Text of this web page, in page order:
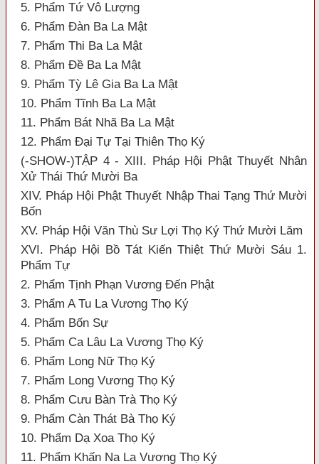
5. Phẩm Tứ Vô Lượng
6. Phẩm Đàn Ba La Mật
7. Phẩm Thi Ba La Mật
8. Phẩm Đề Ba La Mật
9. Phẩm Tỳ Lê Gia Ba La Mật
10. Phẩm Tĩnh Ba La Mật
11. Phẩm Bát Nhã Ba La Mật
12. Phẩm Đại Tự Tại Thiên Thọ Ký
(-SHOW-)TẬP 4 - XIII. Pháp Hội Phật Thuyết Nhân
Xử Thái Thứ Mười Ba
XIV. Pháp Hội Phật Thuyết Nhập Thai Tạng Thứ Mười
Bốn
XV. Pháp Hội Văn Thù Sư Lợi Thọ Ký Thứ Mười Lăm
XVI. Pháp Hội Bồ Tát Kiến Thiệt Thứ Mười Sáu 1.
Phẩm Tự
2. Phẩm Tịnh Phạn Vương Đến Phật
3. Phẩm A Tu La Vương Thọ Ký
4. Phẩm Bốn Sự
5. Phẩm Ca Lâu La Vương Thọ Ký
6. Phẩm Long Nữ Thọ Ký
7. Phẩm Long Vương Thọ Ký
8. Phẩm Cưu Bàn Trà Thọ Ký
9. Phẩm Càn Thát Bà Thọ Ký
10. Phẩm Dạ Xoa Thọ Ký
11. Phẩm Khấn Na La Vương Thọ Ký